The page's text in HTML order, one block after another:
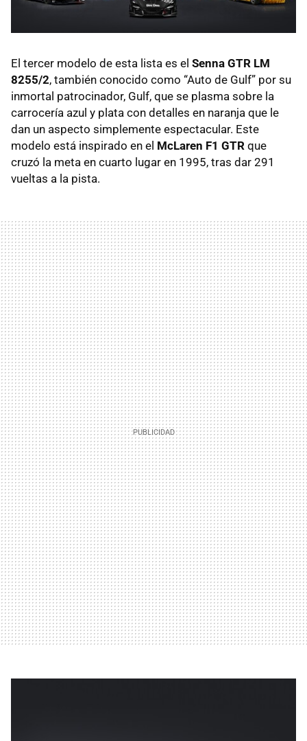
El tercer modelo de esta lista es el Senna GTR LM
8255/2, también conocido como “Auto de Gulf” por su
inmortal patrocinador, Gulf, que se plasma sobre la
carrocería azul y plata con detalles en naranja que le
dan un aspecto simplemente espectacular. Este
modelo está inspirado en el McLaren F1 GTR que
cruzó la meta en cuarto lugar en 1995, tras dar 291
vueltas a la pista.